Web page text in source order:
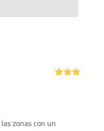
zonas con un